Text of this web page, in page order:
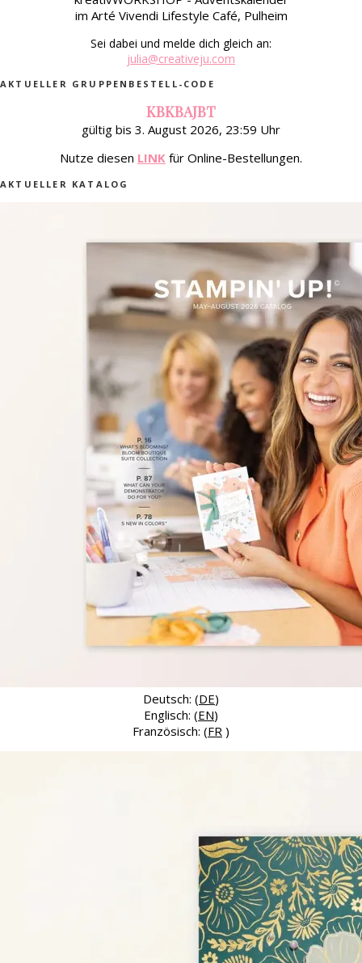
im Arté Vivendi Lifestyle Café, Pulheim
Sei dabei und melde dich gleich an:
julia@creativeju.com
AKTUELLER GRUPPENBESTELL-CODE
KBKBAJBT
gültig bis 3. August 2026, 23:59 Uhr
Nutze diesen LINK für Online-Bestellungen.
AKTUELLER KATALOG
Deutsch: (DE)
Englisch: (EN)
Französisch: (FR )